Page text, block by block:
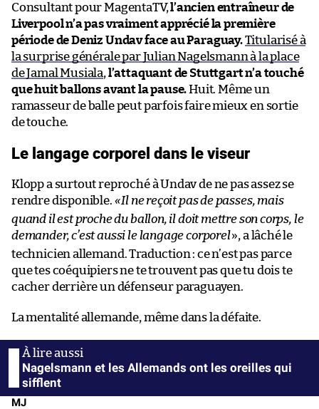
Consultant pour MagentaTV,l’ancien entraîneur de
Liverpool n’a pas vraiment apprécié la première
période de Deniz Undav face au Paraguay.Titularisé à
la surprise générale par Julian Nagelsmann à la place
de Jamal Musiala, l’attaquant de Stuttgart n’a touché
que huit ballons avant la pause.Huit. Même un
ramasseur de balle peut parfois faire mieux en sortie
de touche.
Le langage corporel dans le viseur
Klopp a surtout reproché à Undav de ne pas assez se
rendre disponible. «Il ne reçoit pas de passes, mais
quand il est proche du ballon, il doit mettre son corps, le
demander, c’est aussi le langage corporel», a lâché le
technicien allemand. Traduction : ce n’est pas parce
que tes coéquipiers ne te trouvent pas que tu dois te
cacher derrière un défenseur paraguayen.
La mentalité allemande, même dans la défaite.
Nagelsmann et les Allemands ont les oreilles qui
sifflent
MJ